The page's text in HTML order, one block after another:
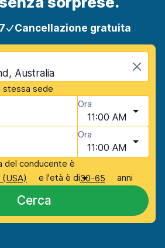
Cancellazione gratuita
Australia
stessa sede
Ora
11:00 AM
Ora
11:00 AM
del conducente è
e l'età è di30-65 anni
Cerca